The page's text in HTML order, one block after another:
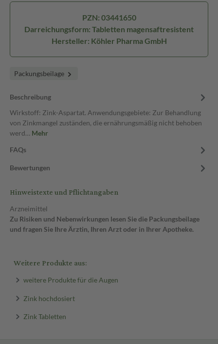
PZN: 03441650
Darreichungsform: Tabletten magensaftresistent
Hersteller: Köhler Pharma GmbH
Packungsbeilage
Beschreibung
Wirkstoff: Zink-Aspartat. Anwendungsgebiete: Zur Behandlung
von Zinkmangel zuständen, die ernährungsmäßig nicht behoben
werd… Mehr
FAQs
Bewertungen
Hinweistexte und Pflichtangaben
Arzneimittel
Zu Risiken und Nebenwirkungen lesen Sie die Packungsbeilage
und fragen Sie Ihre Ärztin, Ihren Arzt oder in Ihrer Apotheke.
Weitere Produkte aus:
weitere Produkte für die Augen
Zink hochdosiert
Zink Tabletten